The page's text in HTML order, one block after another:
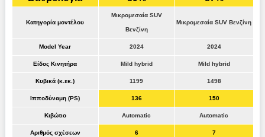
Κατηγορία μοντέλου
Μικρομεσαία SUV
Βενζίνη
Μικρομεσαία SUV Βενζίνη
Model Year 2024 2024
Είδος Κινητήρα Mild hybrid Mild hybrid
Κυβικά (κ.εκ.) 1199 1498
Ιπποδύναμη (PS) 136 150
Κιβώτιο Automatic Automatic
Αριθμός σχέσεων 6 7